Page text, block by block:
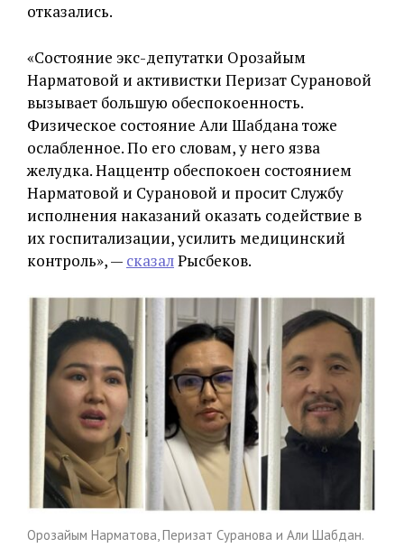
отказались.
«Состояние экс-депутатки Орозайым
Нарматовой и активистки Перизат Сурановой
вызывает большую обеспокоенность.
Физическое состояние Али Шабдана тоже
ослабленное. По его словам, у него язва
желудка. Наццентр обеспокоен состоянием
Нарматовой и Сурановой и просит Службу
исполнения наказаний оказать содействие в
их госпитализации, усилить медицинский
контроль», — сказалРысбеков.
Орозайым Нарматова, Перизат Суранова и Али Шабдан.